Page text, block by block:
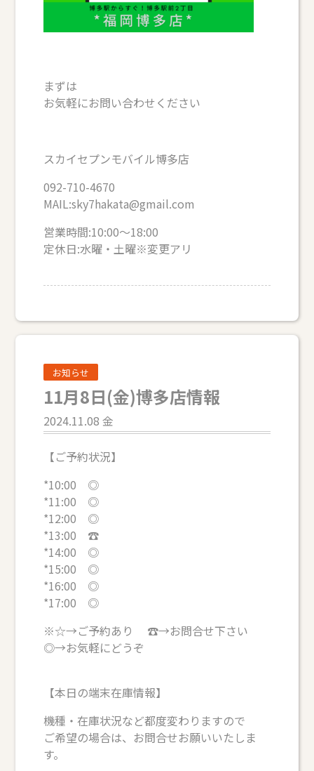
まずは
お気軽にお問い合わせください
スカイセプンモバイル博多店
092-710-4670
MAIL:sky7hakata@gmail.com
営業時間:10:00～18:00
定休日:水曜・土曜※変更アリ
お知らせ
11月8日(金)博多店情報
2024.11.08 金
【ご予約状況】
*10:00 ◎
*11:00 ◎
*12:00 ◎
*13:00 ☎
*14:00 ◎
*15:00 ◎
*16:00 ◎
*17:00 ◎
※☆→ご予約あり ☎→お問合せ下さい
◎→お気軽にどうぞ
【本日の端末在庫情報】
機種・在庫状況など都度変わりますので
ご希望の場合は、お問合せお願いいたしま
す。